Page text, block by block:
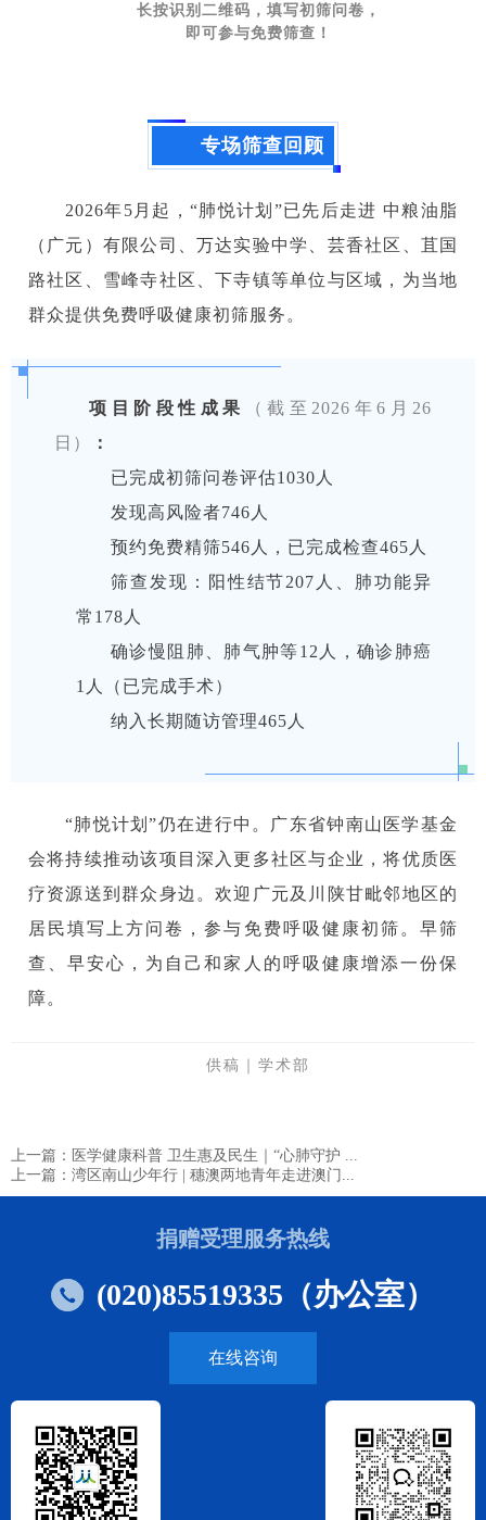
长按识别二维码，填写初筛问卷，
即可参与免费筛查！
专场筛查回顾
2026年5月起，“肺悦计划”已先后走进 中粮油脂
（广元）有限公司、万达实验中学、芸香社区、苴国
路社区、雪峰寺社区、下寺镇等单位与区域，为当地
群众提供免费呼吸健康初筛服务。
项目阶段性成果
（截至2026年6月26
日）
：
已完成初筛问卷评估1030人
发现高风险者746人
预约免费精筛546人，已完成检查465人
筛查发现：阳性结节207人、肺功能异
常178人
确诊慢阻肺、肺气肿等12人，确诊肺癌
1人（已完成手术）
纳入长期随访管理465人
“肺悦计划”仍在进行中。广东省钟南山医学基金
会将持续推动该项目深入更多社区与企业，将优质医
疗资源送到群众身边。欢迎广元及川陕甘毗邻地区的
居民填写上方问卷，参与免费呼吸健康初筛。早筛
查、早安心，为自己和家人的呼吸健康增添一份保
障。
供稿｜学术部
上一篇：医学健康科普 卫生惠及民生｜“心肺守护 ...
上一篇：湾区南山少年行 | 穗澳两地青年走进澳门...
捐赠受理服务热线
(020)85519335（办公室）
在线咨询